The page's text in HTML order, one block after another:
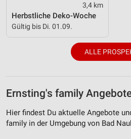
3,4 km
Herbstliche Deko-Woche
Gültig bis Di. 01.09.
ALLE
Ernsting's family
Hier findest Du aktuelle Angebote
family in der Umgebung von Bad